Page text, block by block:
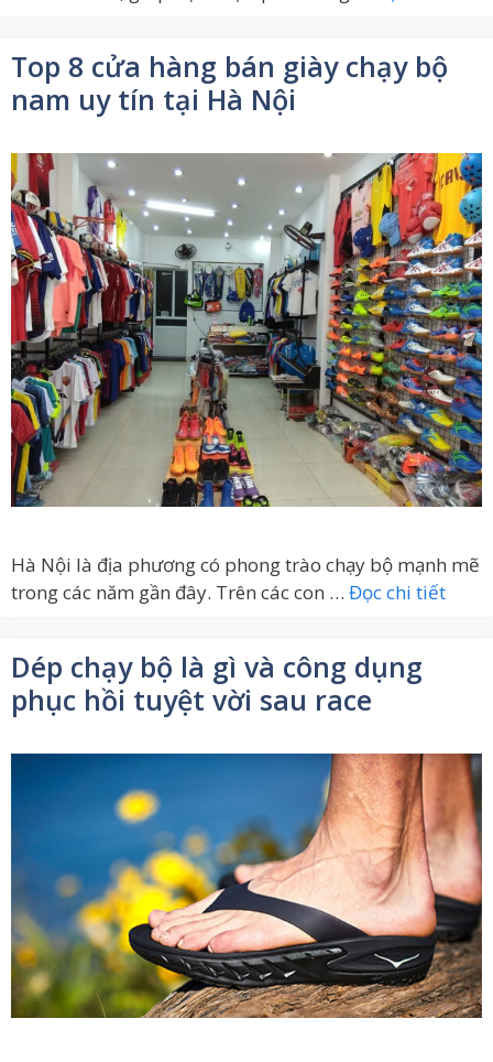
Top 8 cửa hàng bán giày chạy bộ
nam uy tín tại Hà Nội
Hà Nội là địa phương có phong trào chạy bộ mạnh mẽ
trong các năm gần đây. Trên các con … Đọc chi tiết
Dép chạy bộ là gì và công dụng
phục hồi tuyệt vời sau race